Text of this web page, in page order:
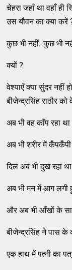
चेहरा जहाँ था वहाँ
उस यौवन का क्या करें
कुछ भी नहीं...कुछ भी
क्यों ?
वेश्याएँ क्या सुंदर नहीं
बीजेन्द्रसिंह राठौर
अब भी वह काँप रहा
अब भी शरीर में कँपकँपी
दिल अब भी दुख रहा
अब भी मन में आग लगी
और अब भी आँखों के
बीजेन्द्रसिंह ने पास
एक हाथ में पत्नी का